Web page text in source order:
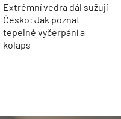
Extrémní vedra dál sužují
Česko: Jak poznat
tepelné vyčerpání a
kolaps